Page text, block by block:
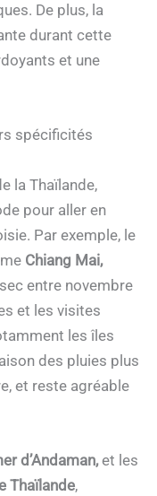
De plus, la
durant cette
et une
spécificités
la Thaïlande,
pour aller en
Par exemple, le
Chiang Mai,
entre novembre
et les visites
les îles
des pluies plus
et reste agréable
d’Andaman,et les
Thaïlande,